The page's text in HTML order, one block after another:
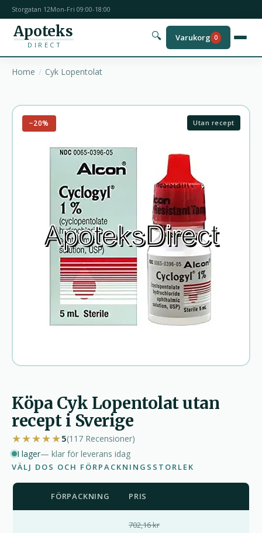
Storgatan 12Mon-Fri 09:00-18:00
Apoteks
DIRECT
🔍 Varukorg 0
Home Cyk Lopentolat
−20% Utan recept
Köpa Cyk Lopentolat utan
recept i Sverige
★★★★★5(117 Recensioner)
I lager— klar för leverans idag
VÄLJ DOS OCH FÖRPACKNINGSSTORLEK
FÖRPACKNING PRIS
702,16 kr